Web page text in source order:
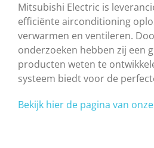
Mitsubishi Electric is
efficiënte airconditioning
verwarmen en ventileren.
onderzoeken hebben zij een
producten weten te
systeem biedt voor de
Bekijk hier de pagina van